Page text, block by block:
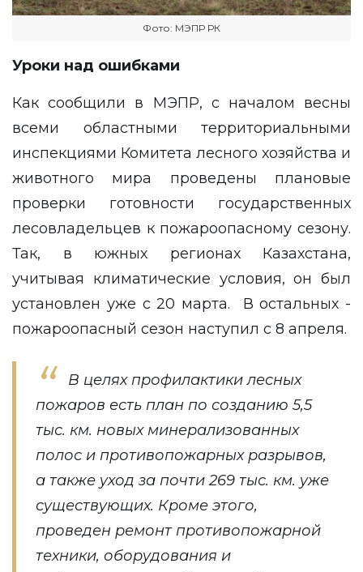
Фото: МЭПР РК
Уроки над ошибками
Как сообщили в МЭПР, с началом весны
всеми областными территориальными
инспекциями Комитета лесного хозяйства и
животного мира проведены плановые
проверки готовности государственных
лесовладельцев к пожароопасному сезону.
Так, в южных регионах Казахстана,
учитывая климатические условия, он был
установлен уже с 20 марта. В остальных -
пожароопасный сезон наступил с 8 апреля.
В целях профилактики лесных
пожаров есть план по созданию 5,5
тыс. км. новых минерализованных
полос и противопожарных разрывов,
а также уход за почти 269 тыс. км. уже
существующих. Кроме этого,
проведен ремонт противопожарной
техники, оборудования и